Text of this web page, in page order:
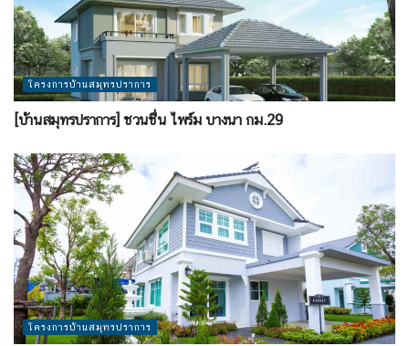
โครงการบ้านสมุทรปราการ
[บ้านสมุทรปราการ] ชวนชื่น ไพร์ม บางนา กม.29
โครงการบ้านสมุทรปราการ